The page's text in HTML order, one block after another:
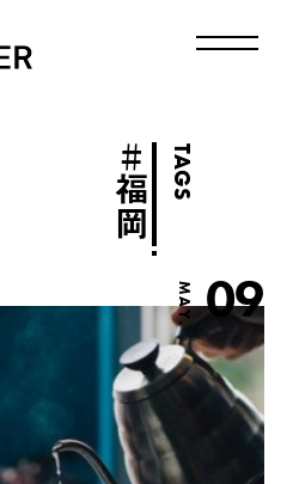
TAGS
＃
福岡
MAY. 09